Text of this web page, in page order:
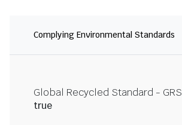
Complying Environmental Standards
Global Recycled Standard - GRS
true